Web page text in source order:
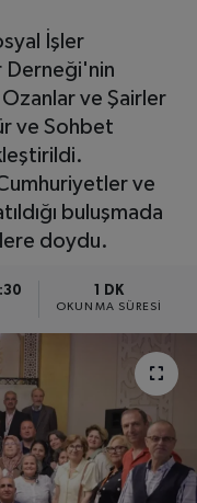
İşler
Derneği'nin
ve Şairler
ve Sohbet
ve
buluşmada
doydu.
1 DK
OKUNMA SÜRESI